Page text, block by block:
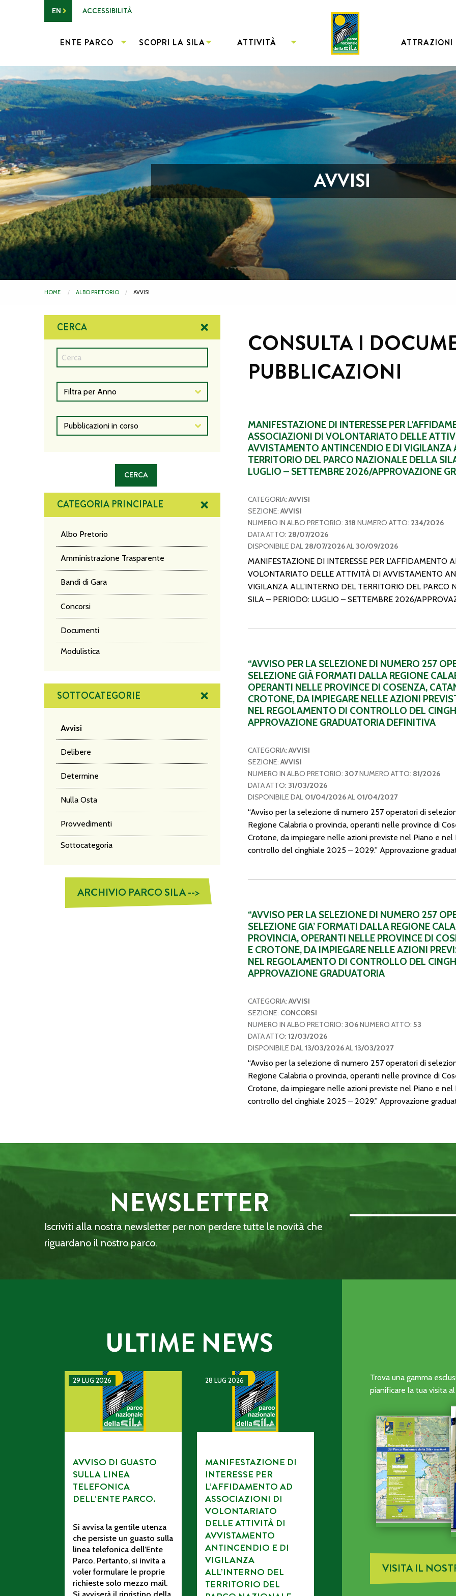
Vai al contenuto principale
EN ACCESSIBILITÀ
ENTE PARCO SCOPRI LA SILA ATTIVITÀ ATTRAZIONI
AVVISI
HOME ALBO PRETORIO AVVISI
CERCA
CATEGORIA PRINCIPALE
Albo Pretorio
Amministrazione Trasparente
Bandi di Gara
Concorsi
Documenti
Modulistica
SOTTOCATEGORIE
Avvisi
Delibere
Determine
Nulla Osta
Provvedimenti
Sottocategoria
ARCHIVIO PARCO SILA -->
CONSULTA I
PUBBLICAZIONI
MANIFESTAZIONE DI INTERESSE PER
ASSOCIAZIONI DI VOLONTARIATO DELLE
AVVISTAMENTO ANTINCENDIO E DI VIGILANZA
TERRITORIO DEL PARCO NAZIONALE DELLA
LUGLIO – SETTEMBRE 2026/APPROVAZIONE
CATEGORIA:AVVISI
SEZIONE:AVVISI
NUMERO IN ALBO PRETORIO: 318 NUMERO ATTO: 234/2026
DATA ATTO: 28/07/2026
DISPONIBILE DAL 28/07/2026AL 30/09/2026
MANIFESTAZIONE DI INTERESSE PER L’AFFIDAMENTO
VOLONTARIATO DELLE ATTIVITÀ DI AVVISTAMENTO
VIGILANZA ALL’INTERNO DEL TERRITORIO DEL PARCO
SILA – PERIODO: LUGLIO – SETTEMBRE 2026/
“AVVISO PER LA SELEZIONE DI NUMERO 257
SELEZIONE GIÀ FORMATI DALLA REGIONE
OPERANTI NELLE PROVINCE DI COSENZA,
CROTONE, DA IMPIEGARE NELLE AZIONI
NEL REGOLAMENTO DI CONTROLLO DEL
APPROVAZIONE GRADUATORIA DEFINITIVA
CATEGORIA:AVVISI
SEZIONE:AVVISI
NUMERO IN ALBO PRETORIO: 307NUMERO ATTO: 81/2026
DATA ATTO: 31/03/2026
DISPONIBILE DAL 01/04/2026AL 01/04/2027
“Avviso per la selezione di numero 257 operatori di
Regione Calabria o provincia, operanti nelle province di
Crotone, da impiegare nelle azioni previste nel Piano e nel
controllo del cinghiale 2025 – 2029.” Approvazione
“AVVISO PER LA SELEZIONE DI NUMERO 257
SELEZIONE GIA’ FORMATI DALLA REGIONE
PROVINCIA, OPERANTI NELLE PROVINCE DI
E CROTONE, DA IMPIEGARE NELLE AZIONI
NEL REGOLAMENTO DI CONTROLLO DEL
APPROVAZIONE GRADUATORIA
CATEGORIA:AVVISI
SEZIONE: CONCORSI
NUMERO IN ALBO PRETORIO: 306NUMERO ATTO: 53
DATA ATTO: 12/03/2026
DISPONIBILE DAL13/03/2026AL13/03/2027
“Avviso per la selezione di numero 257 operatori di
Regione Calabria o provincia, operanti nelle province di
Crotone, da impiegare nelle azioni previste nel Piano e nel
controllo del cinghiale 2025 – 2029.” Approvazione
NEWSLETTER
Iscriviti alla nostra newsletter per non perdere tutte le novità che
riguardano il nostro parco.
Email Address::: (required)
ULTIME NEWS
29 LUG 2026
AVVISO DI GUASTO SULLA LINEA TELEFONICA DELL’ENTE PARCO.
AVVISO DI GUASTO
SULLA LINEA
TELEFONICA
DELL’ENTE PARCO.
Si avvisa la gentile utenza
che persiste un guasto sulla
linea telefonica dell’Ente
Parco. Pertanto, si invita a
voler formulare le proprie
richieste solo mezzo mail.
28 LUG 2026
MANIFESTAZIONE DI INTERESSE PER L’AFFIDAMENTO AD
MANIFESTAZIONE DI
INTERESSE PER
L’AFFIDAMENTO AD
ASSOCIAZIONI DI
VOLONTARIATO
DELLE ATTIVITÀ DI
AVVISTAMENTO
ANTINCENDIO E DI
VIGILANZA
ALL’INTERNO DEL
TERRITORIO DEL
Trova una gamma
pianificare la tua visita
VISITA IL